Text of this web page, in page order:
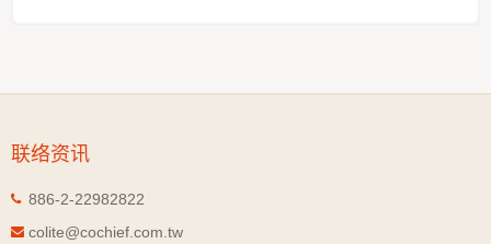
联络资讯
886-2-22982822
colite@cochief.com.tw